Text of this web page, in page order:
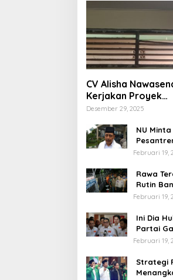
CV Alisha
Kerjakan Proyek
Rehabilitasi SDN
Langgar RAB
Desember 29, 2025
NU Minta
Februari 19,
Rawa
Rutin
Anies
Februari 19,
Ini Dia
Partai
dengan
Februari 19,
Strategi